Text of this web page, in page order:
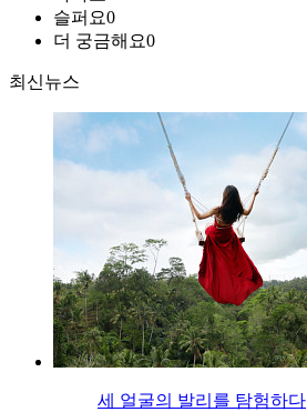
슬퍼요0
더 궁금해요0
최신뉴스
세 얼굴의 발리를 탐험하다